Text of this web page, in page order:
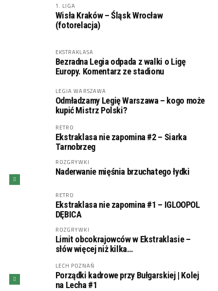
1. LIGA
Wisła Kraków – Śląsk Wrocław
(fotorelacja)
EKSTRAKLASA
Bezradna Legia odpada z walki o Ligę
Europy. Komentarz ze stadionu
LEGIA WARSZAWA
Odmładzamy Legię Warszawa – kogo może
kupić Mistrz Polski?
RETRO
Ekstraklasa nie zapomina #2 – Siarka
Tarnobrzeg
ROZGRYWKI
Naderwanie mięśnia brzuchatego łydki
RETRO
Ekstraklasa nie zapomina #1 – IGLOOPOL
DĘBICA
ROZGRYWKI
Limit obcokrajowców w Ekstraklasie –
słów więcej niż kilka…
LECH POZNAŃ
Porządki kadrowe przy Bułgarskiej | Kolej
na Lecha #1